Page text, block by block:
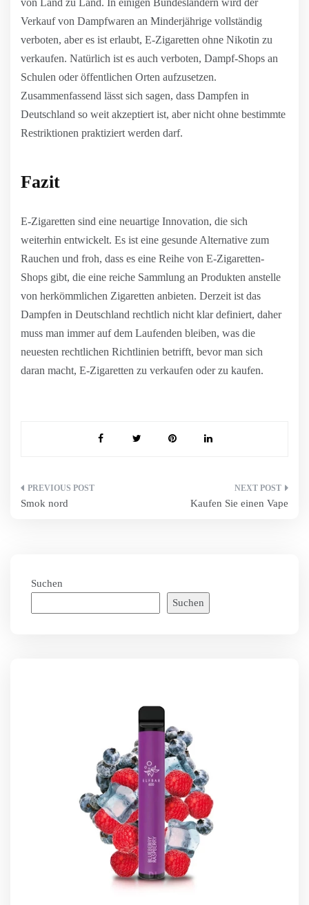
von Land zu Land. In einigen Bundesländern wird der
Verkauf von Dampfwaren an Minderjährige vollständig
verboten, aber es ist erlaubt, E-Zigaretten ohne Nikotin zu
verkaufen. Natürlich ist es auch verboten, Dampf-Shops an
Schulen oder öffentlichen Orten aufzusetzen.
Zusammenfassend lässt sich sagen, dass Dampfen in
Deutschland so weit akzeptiert ist, aber nicht ohne bestimmte
Restriktionen praktiziert werden darf.
Fazit
E-Zigaretten sind eine neuartige Innovation, die sich
weiterhin entwickelt. Es ist eine gesunde Alternative zum
Rauchen und froh, dass es eine Reihe von E-Zigaretten-
Shops gibt, die eine reiche Sammlung an Produkten anstelle
von herkömmlichen Zigaretten anbieten. Derzeit ist das
Dampfen in Deutschland rechtlich nicht klar definiert, daher
muss man immer auf dem Laufenden bleiben, was die
neuesten rechtlichen Richtlinien betrifft, bevor man sich
daran macht, E-Zigaretten zu verkaufen oder zu kaufen.
Beitragsnavigation
Smok nord Kaufen Sie einen Vape
Suchen
Suchen